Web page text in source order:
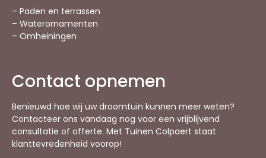
– Paden en terrassen
– Waterornamenten
– Omheiningen
Contact opnemen
Benieuwd hoe wij uw droomtuin kunnen meer weten?
Contacteer ons vandaag nog voor een vrijblijvend
consultatie of offerte. Met Tuinen Colpaert staat
klanttevredenheid voorop!